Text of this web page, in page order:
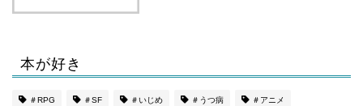
本が好き
＃RPG ＃SF ＃いじめ ＃うつ病 ＃アニメ